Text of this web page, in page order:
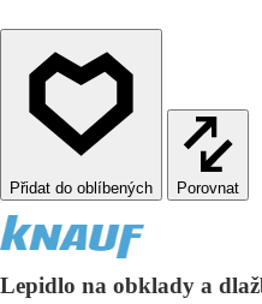
Porovnat
Lepidlo na obklady a